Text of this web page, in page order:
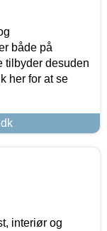
både på
tilbyder desuden
her for at se
interiør og